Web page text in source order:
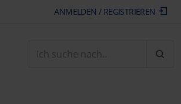
ANMELDEN / REGISTRIEREN